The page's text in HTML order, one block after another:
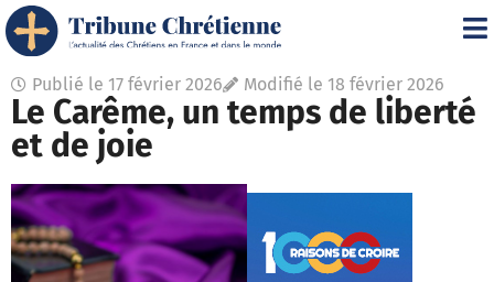
Publié le 17 février 2026 Modifié le 18 février 2026
Le Carême, un temps de liberté
et de joie